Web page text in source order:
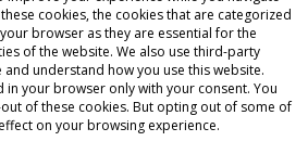
cookies, the cookies that are categorized
browser as they are essential for the
of the website. We also use third-party
understand how you use this website.
in your browser only with your consent. You
of these cookies. But opting out of some of
on your browsing experience.